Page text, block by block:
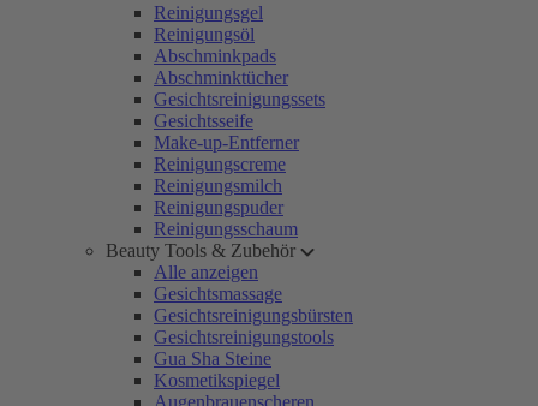
Reinigungsgel
Reinigungsöl
Abschminkpads
Abschminktücher
Gesichtsreinigungssets
Gesichtsseife
Make-up-Entferner
Reinigungscreme
Reinigungsmilch
Reinigungspuder
Reinigungsschaum
Beauty Tools & Zubehör
Alle anzeigen
Gesichtsmassage
Gesichtsreinigungsbürsten
Gesichtsreinigungstools
Gua Sha Steine
Kosmetikspiegel
Augenbrauenscheren